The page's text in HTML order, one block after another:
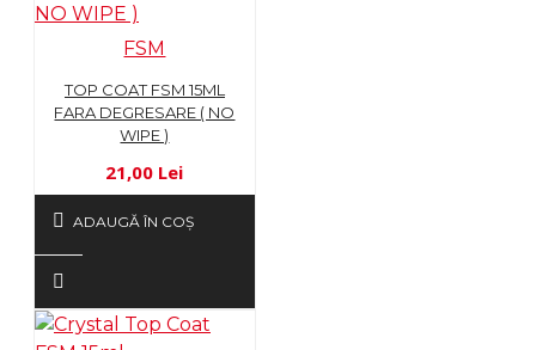
FSM
TOP COAT FSM 15ML
FARA DEGRESARE ( NO
WIPE )
21,00 Lei
ADAUGĂ ÎN COŞ